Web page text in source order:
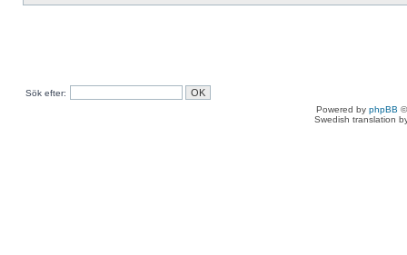
Sök efter:
Powered by phpBB
Swedish translation